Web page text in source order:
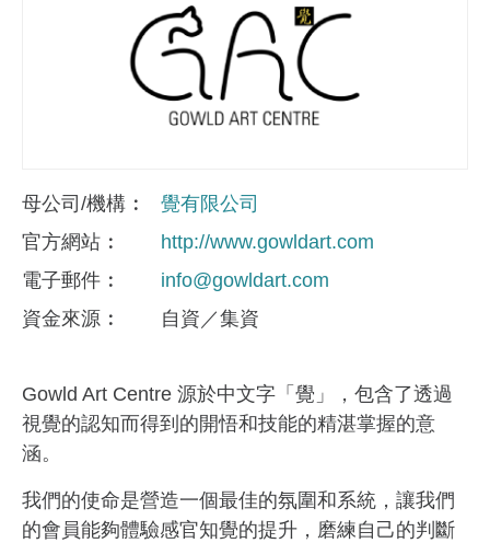
母公司/機構
覺有限公司
官方網站
http://www.gowldart.com
電子郵件
info@gowldart.com
資金來​源
自資／集資
Gowld Art Centre 源於中文字「覺」，包含了透過
視覺的認知而得到的開悟和技能的精湛掌握的意
涵。
我們的使命是營造一個最佳的氛圍和系統，讓我們
的會員能夠體驗感官知覺的提升，磨練自己的判斷